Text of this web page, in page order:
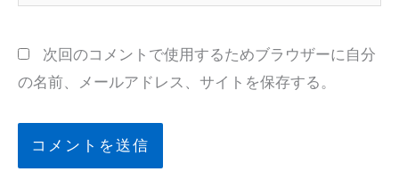
イ
次回のコメントで使用するためブラウザーに自分
の名前、メールアドレス、サイトを保存する。